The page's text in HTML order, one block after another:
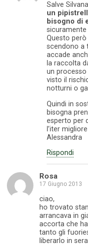
Salve
un
bisogno di
Questo
scendono a
accade
la raccolta
un
visto il
notturni o
Quindi in
bisogna
esperto per
l’iter
Alessandra
Rispondi
Rosa
17 Giugno 2013
ciao,
ho trovato
arrancava in
accorta che
tanto gli
liberarlo in